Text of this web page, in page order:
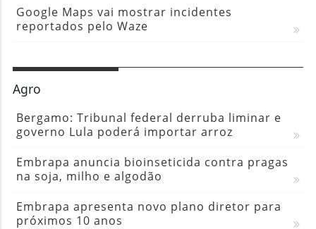
Google Maps vai mostrar incidentes
reportados pelo Waze
Agro
Bergamo: Tribunal federal derruba liminar e
governo Lula poderá importar arroz
Embrapa anuncia bioinseticida contra pragas
na soja, milho e algodão
Embrapa apresenta novo plano diretor para
próximos 10 anos